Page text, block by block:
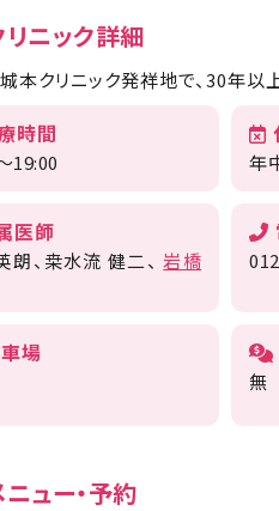
リニック詳細
本クリニック発祥地で、30年以
時間
19:00 年
医師
朗 桒水流 健二
岩橋
場
無
ニュー・予約